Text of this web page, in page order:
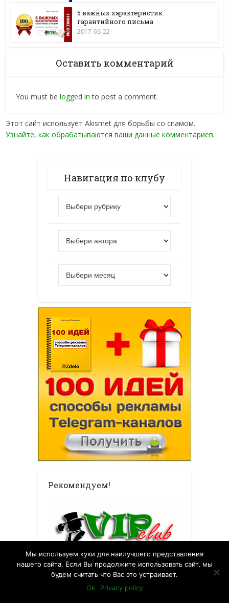
5 важных характеристик
гарантийного письма
2017-06-22
Оставить комментарий
You must belogged in to post a comment.
Этот сайт использует Akismet для борьбы со спамом.
Узнайте, как обрабатываются ваши данные комментариев.
Навигация по клубу
Рекомендуем!
10 правил грамотной рассылки!
Мы используем куки для наилучшего представления
нашего сайта. Если Вы продолжите использовать сайт, мы
будем считать что Вас это устраивает.
Ok
Privacy policy